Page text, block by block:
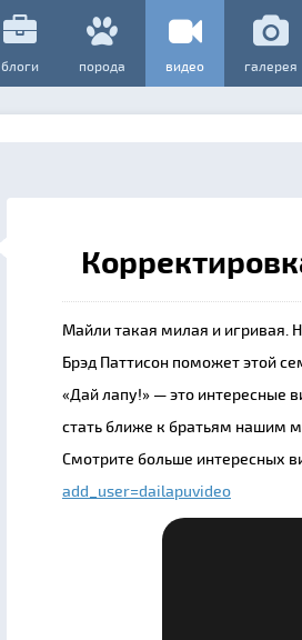
блоги порода видео галерея
Майли такая милая и игривая.
Брэд Паттисон поможет этой
«Дай лапу!» — это интересные
стать ближе к братьям нашим
Смотрите больше интересных
add_user=dailapuvideo